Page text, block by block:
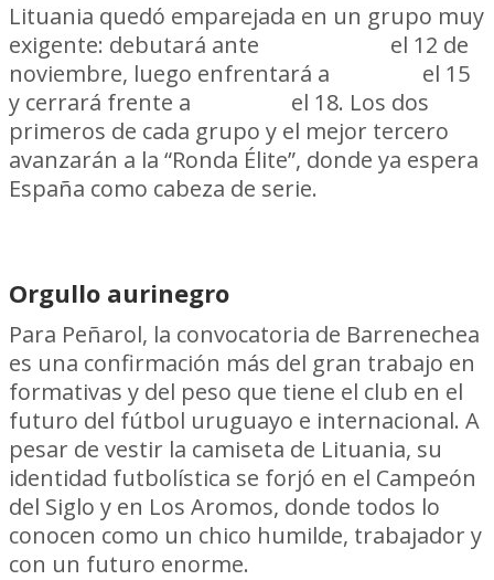
Lituania quedó emparejada en un grupo muy
exigente: debutará ante
el 12 de
noviembre, luego enfrentará a
el 15
y cerrará frente a
el 18. Los dos
primeros de cada grupo y el mejor tercero
avanzarán a la “Ronda Élite”, donde ya espera
España como cabeza de serie.
Orgullo aurinegro
Para Peñarol, la convocatoria de Barrenechea
es una confirmación más del gran trabajo en
formativas y del peso que tiene el club en el
futuro del fútbol uruguayo e internacional. A
pesar de vestir la camiseta de Lituania, su
identidad futbolística se forjó en el Campeón
del Siglo y en Los Aromos, donde todos lo
conocen como un chico humilde, trabajador y
con un futuro enorme.